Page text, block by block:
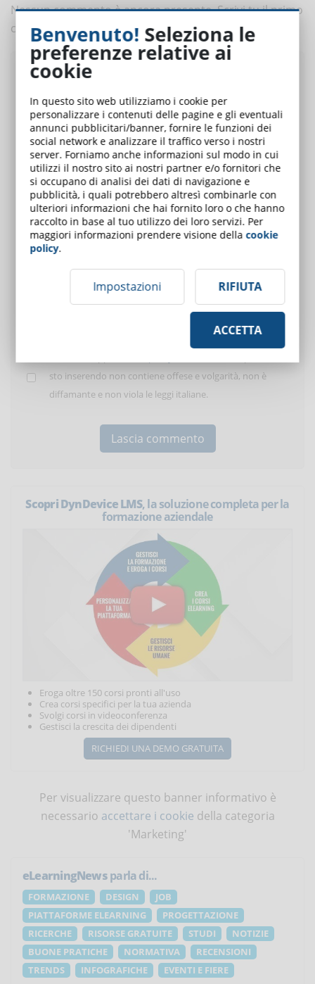
Nessun commento è ancora presente. Scrivi tu il primo
commento a questo articolo!
Pubblica un commento
Utente:
E-Mail (solo per
ricevere le
risposte)
Inserisci il tuo
commento:
sto inserendo non contiene offese e volgarità, non è
diffamante e non viola le leggi italiane.
Scopri DynDevice LMS, la soluzione completa per la
formazione aziendale
Eroga oltre 150 corsi pronti all'uso
Crea corsi specifici per la tua azienda
Svolgi corsi in videoconferenza
Gestisci la crescita dei dipendenti
RICHIEDI UNA DEMO GRATUITA
Per visualizzare questo banner informativo è
necessario accettare i cookie della categoria
'Marketing'
eLearningNewsparla di...
FORMAZIONE DESIGN
JOB
PIATTAFORME ELEARNING
PROGETTAZIONE
RICERCHE
RISORSE GRATUITE STUDI
NOTIZIE
BUONE PRATICHE
NORMATIVA
RECENSIONI
TRENDS
INFOGRAFICHE EVENTI E FIERE
Benvenuto! Seleziona le
preferenze relative ai
cookie
In questo sito web utilizziamo i cookie per
personalizzare i contenuti delle pagine e gli eventuali
annunci pubblicitari/banner, fornire le funzioni dei
social network e analizzare il traffico verso i nostri
server. Forniamo anche informazioni sul modo in cui
utilizzi il nostro sito ai nostri partner e/o fornitori che
si occupano di analisi dei dati di navigazione e
pubblicità, i quali potrebbero altresì combinarle con
ulteriori informazioni che hai fornito loro o che hanno
raccolto in base al tuo utilizzo dei loro servizi. Per
maggiori informazioni prendere visione dellacookie
policy.
Impostazioni RIFIUTA
ACCETTA